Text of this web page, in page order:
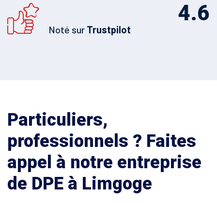
4.6
Noté sur Trustpilot
Particuliers,
professionnels ? Faites
appel à notre entreprise
de DPE à Limgoge